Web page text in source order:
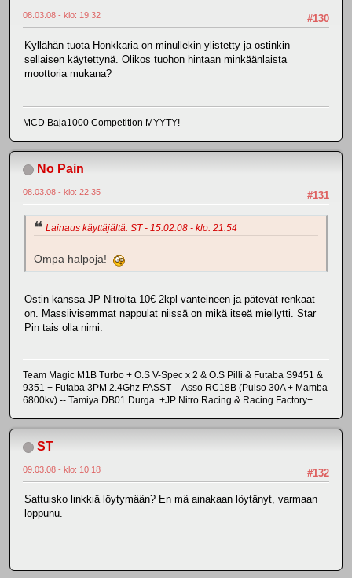
#130
08.03.08 - klo: 19.32
Kyllähän tuota Honkkaria on minullekin ylistetty ja ostinkin
sellaisen käytettynä. Olikos tuohon hintaan minkäänlaista
moottoria mukana?
MCD Baja1000 Competition MYYTY!
No Pain
#131
08.03.08 - klo: 22.35
Lainaus käyttäjältä: ST - 15.02.08 - klo: 21.54
Ompa halpoja!
Ostin kanssa JP Nitrolta 10€ 2kpl vanteineen ja pätevät renkaat
on. Massiivisemmat nappulat niissä on mikä itseä miellytti. Star
Pin tais olla nimi.
Team Magic M1B Turbo + O.S V-Spec x 2 & O.S Pilli & Futaba S9451 &
9351 + Futaba 3PM 2.4Ghz FASST -- Asso RC18B (Pulso 30A + Mamba
6800kv) -- Tamiya DB01 Durga +JP Nitro Racing & Racing Factory+
ST
#132
09.03.08 - klo: 10.18
Sattuisko linkkiä löytymään? En mä ainakaan löytänyt, varmaan
loppunu.